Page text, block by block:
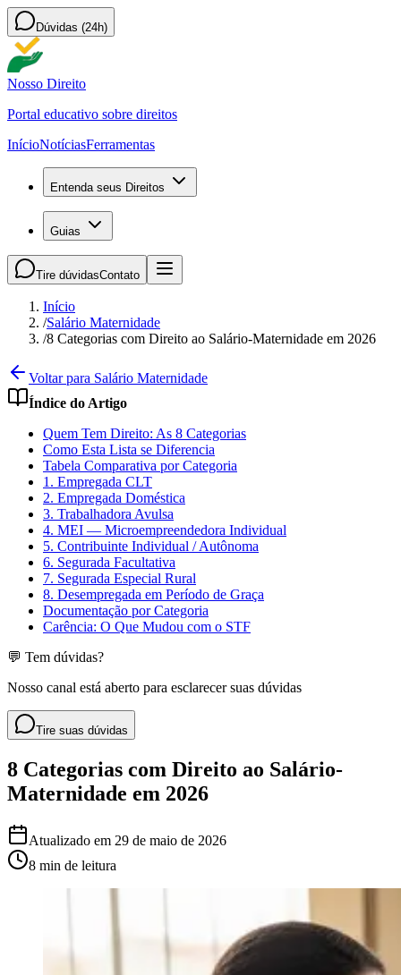
Dúvidas (24h)
Nosso Direito
Portal educativo sobre direitos
InícioNotíciasFerramentas
Entenda seus Direitos
Guias
Tire dúvidasContato
Início
/Salário Maternidade
/8 Categorias com Direito ao Salário-Maternidade em 2026
Voltar para Salário Maternidade
Índice do Artigo
Quem Tem Direito: As 8 Categorias
Como Esta Lista se Diferencia
Tabela Comparativa por Categoria
1. Empregada CLT
2. Empregada Doméstica
3. Trabalhadora Avulsa
4. MEI — Microempreendedora Individual
5. Contribuinte Individual / Autônoma
6. Segurada Facultativa
7. Segurada Especial Rural
8. Desempregada em Período de Graça
Documentação por Categoria
Carência: O Que Mudou com o STF
💬 Tem dúvidas?
Nosso canal está aberto para esclarecer suas dúvidas
Tire suas dúvidas
8 Categorias com Direito ao Salário-
Maternidade em 2026
Atualizado em 29 de maio de 2026
8 min de leitura